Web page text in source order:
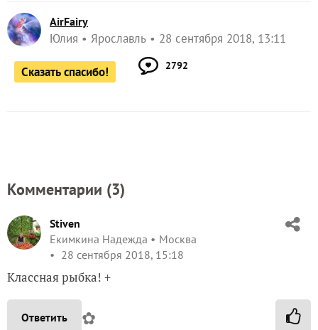
AirFairy
Юлия Ярославль 28 сентября 2018, 13:11
Сказать спасибо! 2792
Комментарии (3)
Stiven
Екимкина Надежда
Москва
28 сентября 2018, 15:18
Классная рыбка! +
Ответить ✿